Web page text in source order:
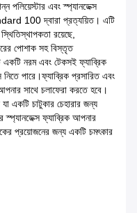
পলিয়েস্টার এবং স্প্যানডেক্স
100 দ্বারা প্রত্যয়িত। এটি
রয়েছে,
পোশাক সহ বিস্তৃত
নরম এবং টেকসই ফ্যাব্রিক
পারে।ফ্যাব্রিক প্রসারিত এবং
সাথে চলাফেরা করতে হবে।
একটি চাটুকার চেহারার জন্য
ফ্যাব্রিক আপনার
প্রয়োজনের জন্য একটি চমৎকার